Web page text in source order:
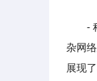
- 科
杂网
展现